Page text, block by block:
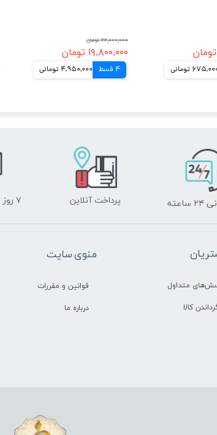
۲۲,۰۰۰,۰۰۰ تومان
۱۹,۸۰۰,۰۰۰ تومان
4 قسط 4,950,000 تومانی تومانی
پرداخت آنلاین ۷ روز ضمانت بازگشت
متداول
کالا
منوی سایت
قوانین و مقررات
درباره ما